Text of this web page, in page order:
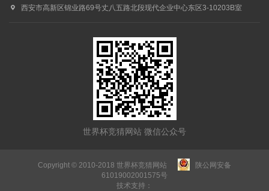
 西安市高新区锦业路69号丈八五路北段现代企业中心东区3-10203B室
世界杯竞猜网站 微信公众号
Copyright © 2010-2018 世界杯竞猜网站
陕公网安备
61019002001575号
技术支持：